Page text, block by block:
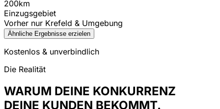
200km
Einzugsgebiet
Vorher nur Krefeld & Umgebung
Ähnliche Ergebnisse erzielen
Kostenlos & unverbindlich
Die Realität
WARUM DEINE KONKURRENZ
DEINE KUNDEN BEKOMMT.